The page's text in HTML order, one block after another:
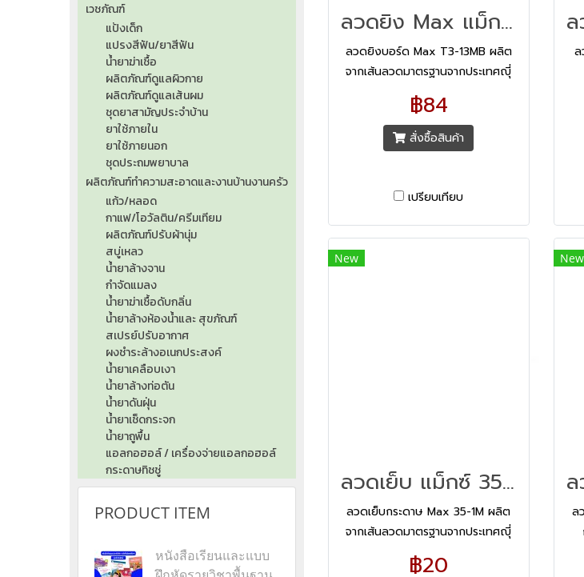
ลวดยิง Max แม็กซ์ T3-13MB
ลวดยิงบอร์ด Max T3-13MB ผลิต
จากเส้นลวดมาตรฐานจากประเทศญุี่
ปุ่น แข็งแรง ไม่เป็นสนิม ไม่หักงอ ไม่
ติดขัดขณะใช้งาน
฿84
สั่งซื้อสินค้า
เปรียบเทียบ
New
ลวดเย็บ แม็กซ์ 35-1M
ลวดเย็บกระดาษ Max 35-1M ผลิต
จากเส้นลวดมาตรฐานจากประเทศญุี่
ปุ่น แข็งแรง ไม่เป็นสนิม ไม่หักงอ ไม่
ติดขัดขณะใช้งาน
฿20
New
ล
เวชภัณฑ์
แป้งเด็ก
แปรงสีฟัน/ยาสีฟัน
น้ำยาฆ่าเชื้อ
ผลิตภัณฑ์ดูแลผิวกาย
ผลิตภัณฑ์ดูแลเส้นผม
ชุดยาสามัญประจำบ้าน
ยาใช้ภายใน
ยาใช้ภายนอก
ชุดประถมพยาบาล
ผลิตภัณฑ์ทำความสะอาดและงานบ้านงานครัว
แก้ว/หลอด
กาแฟ/โอวัลติน/ครีมเทียม
ผลิตภัณฑ์ปรับผ้านุ่ม
สบู่เหลว
น้ำยาล้างจาน
กำจัดแมลง
น้ำยาฆ่าเชื้อดับกลิ่น
น้ำยาล้างห้องน้ำและ สุขภัณฑ์
สเปรย์ปรับอากาศ
ผงชำระล้างอเนกประสงค์
น้ำยาเคลือบเงา
น้ำยาล้างท่อตัน
น้ำยาดันฝุ่น
น้ำยาเช็ดกระจก
น้ำยาถูพื้น
แอลกอฮอล์ / เครื่องจ่ายแอลกอฮอล์
กระดาษทิชชู่
PRODUCT ITEM
หนังสือเรียนและแบบ